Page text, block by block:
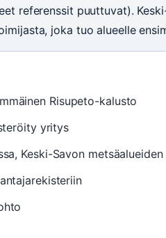
referenssit puuttuvat).
joka tuo alueelle
Risupeto-kalusto
yritys
Keski-Savon